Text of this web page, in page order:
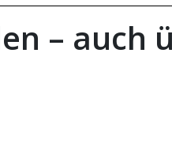
– auch